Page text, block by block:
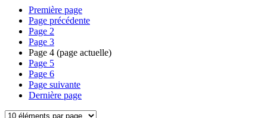
Première page
Page précédente
Page 2
Page 3
Page 4 (page actuelle)
Page 5
Page 6
Page suivante
Dernière page